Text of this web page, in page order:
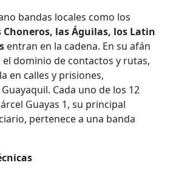
bandas locales como los
Choneros, las Águilas, los Latin
entran en la cadena. En su afán
dominio de contactos y rutas,
en calles y prisiones,
Cada uno de los 12
Guayas 1, su principal
pertenece a una banda